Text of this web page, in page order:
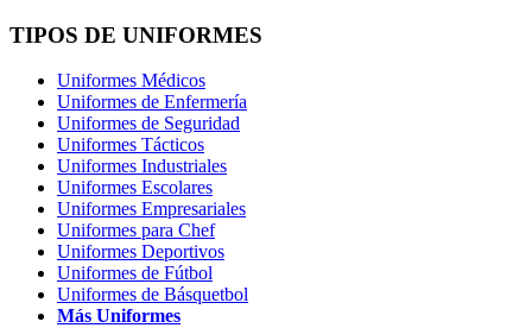
TIPOS DE UNIFORMES
Uniformes Médicos
Uniformes de Enfermería
Uniformes de Seguridad
Uniformes Tácticos
Uniformes Industriales
Uniformes Escolares
Uniformes Empresariales
Uniformes para Chef
Uniformes Deportivos
Uniformes de Fútbol
Uniformes de Básquetbol
Más Uniformes